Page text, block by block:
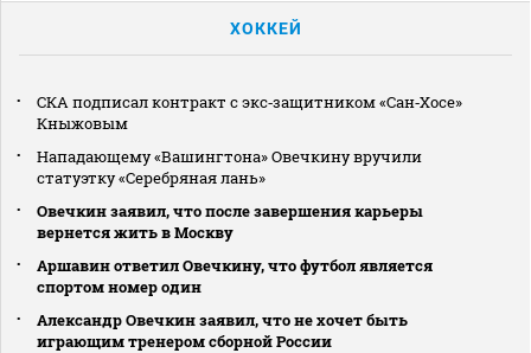
ХОККЕЙ
СКА подписал контракт с экс‑защитником «Сан‑Хосе»
Кныжовым
Нападающему «Вашингтона» Овечкину вручили
статуэтку «Серебряная лань»
Овечкин заявил, что после завершения карьеры
вернется жить в Москву
Аршавин ответил Овечкину, что футбол является
спортом номер один
Александр Овечкин заявил, что не хочет быть
играющим тренером сборной России